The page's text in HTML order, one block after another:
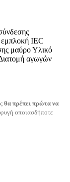
IEC
μαύρο Υλικό
αγωγών
θα πρέπει πρώτα να
οποιασδήποτε